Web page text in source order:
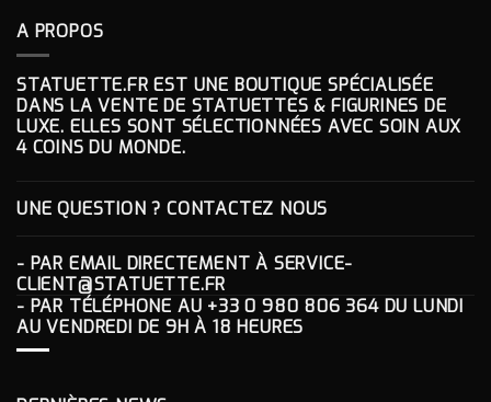
A PROPOS
STATUETTE.FR EST UNE BOUTIQUE SPÉCIALISÉE
DANS LA VENTE DE STATUETTES & FIGURINES DE
LUXE. ELLES SONT SÉLECTIONNÉES AVEC SOIN AUX
4 COINS DU MONDE.
UNE QUESTION ? CONTACTEZ NOUS
- PAR EMAIL DIRECTEMENT À SERVICE-
CLIENT@STATUETTE.FR
- PAR TÉLÉPHONE AU +33 0 980 806 364DU LUNDI
AU VENDREDI DE 9H À 18 HEURES